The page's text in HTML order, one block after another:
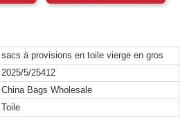
sacs à provisions en toile vierge en gros
2025/5/25412
China Bags Wholesale
Toile